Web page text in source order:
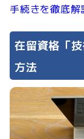
手続きを徹底解
在留資格「
方法